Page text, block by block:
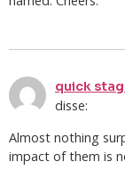
quick
disse:
Almost nothing
impact of them is